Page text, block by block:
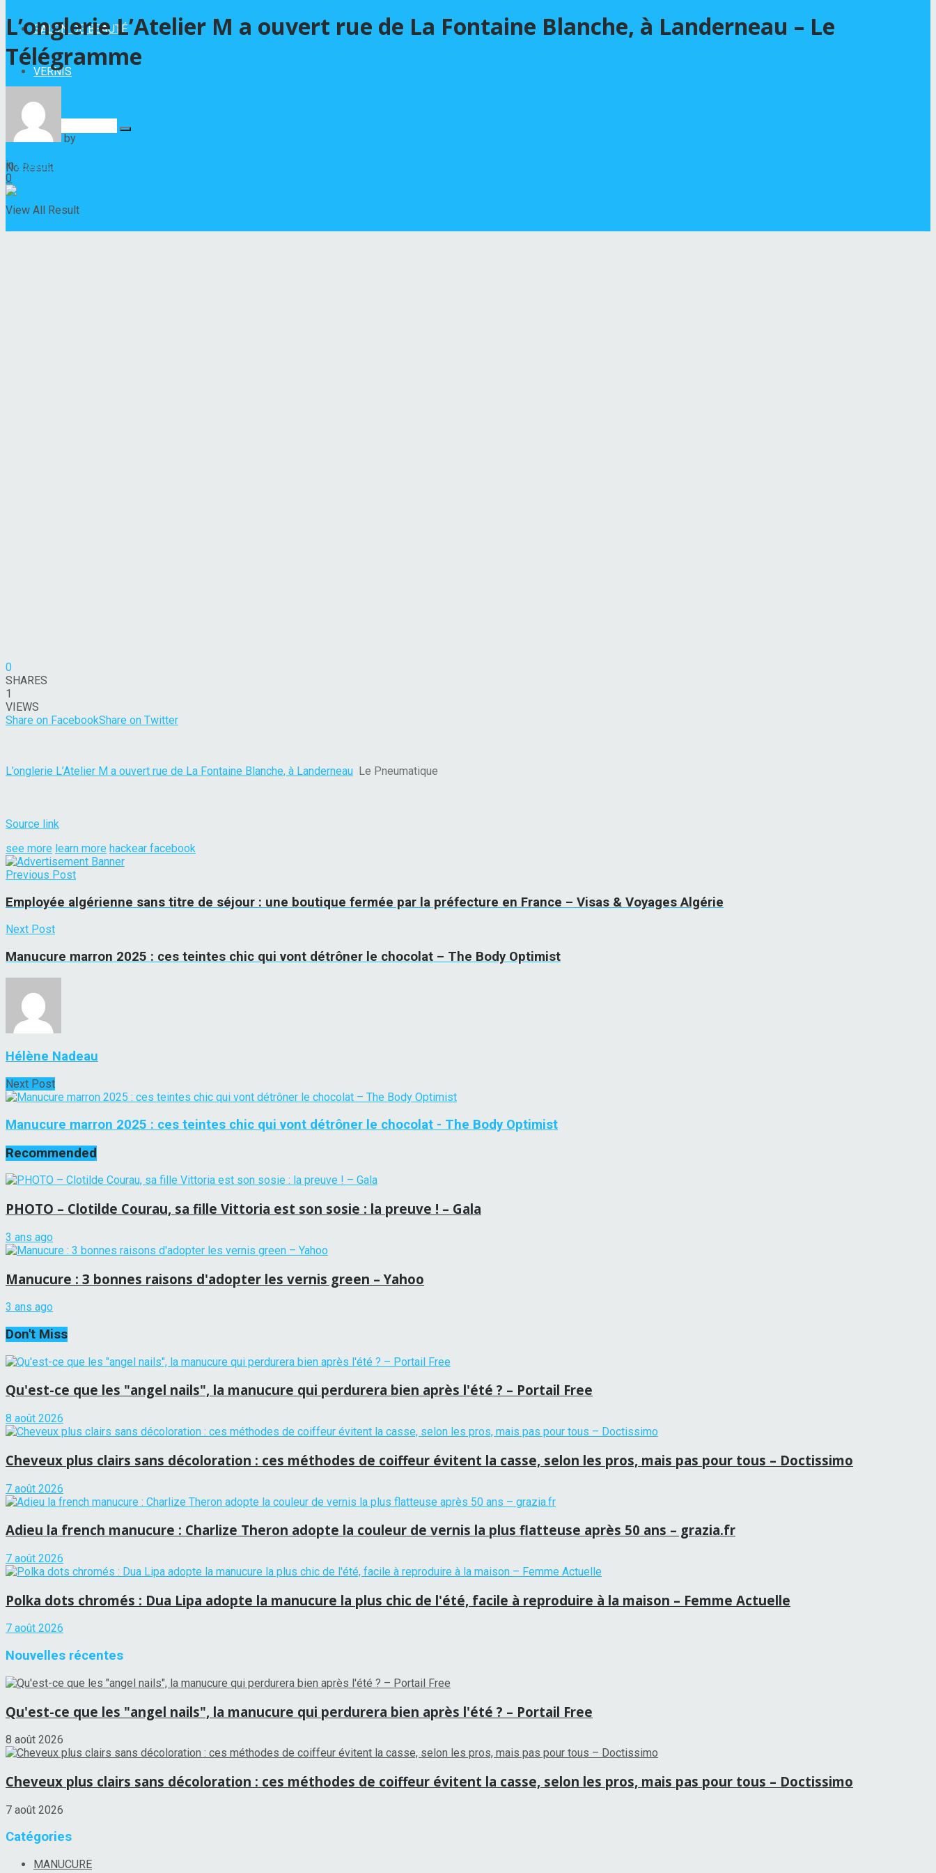
SALON DE BEAUTÉ
VERNIS
No Result
View All Result
L’onglerie L’Atelier M a ouvert rue de La Fontaine Blanche, à Landerneau – Le
Télégramme
by
in ONGLERIE
0
0
SHARES
1
VIEWS
Share on FacebookShare on Twitter
L’onglerie L’Atelier M a ouvert rue de La Fontaine Blanche, à Landerneau Le Pneumatique
Source link
see more learn more hackear facebook
Previous Post
Employée algérienne sans titre de séjour : une boutique fermée par la préfecture en France – Visas & Voyages Algérie
Next Post
Manucure marron 2025 : ces teintes chic qui vont détrôner le chocolat – The Body Optimist
Hélène Nadeau
Next Post
Manucure marron 2025 : ces teintes chic qui vont détrôner le chocolat - The Body Optimist
Recommended
PHOTO – Clotilde Courau, sa fille Vittoria est son sosie : la preuve ! – Gala
3 ans ago
Manucure : 3 bonnes raisons d'adopter les vernis green – Yahoo
3 ans ago
Don't Miss
Qu'est-ce que les "angel nails", la manucure qui perdurera bien après l'été ? – Portail Free
8 août 2026
Cheveux plus clairs sans décoloration : ces méthodes de coiffeur évitent la casse, selon les pros, mais pas pour tous – Doctissimo
7 août 2026
Adieu la french manucure : Charlize Theron adopte la couleur de vernis la plus flatteuse après 50 ans – grazia.fr
7 août 2026
Polka dots chromés : Dua Lipa adopte la manucure la plus chic de l'été, facile à reproduire à la maison – Femme Actuelle
7 août 2026
Nouvelles récentes
Qu'est-ce que les "angel nails", la manucure qui perdurera bien après l'été ? – Portail Free
8 août 2026
Cheveux plus clairs sans décoloration : ces méthodes de coiffeur évitent la casse, selon les pros, mais pas pour tous – Doctissimo
7 août 2026
Catégories
MANUCURE